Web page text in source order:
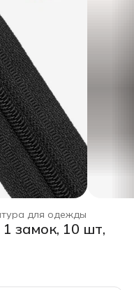
для одежды
замок, 10 шт,